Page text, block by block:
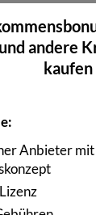
auf
US-Dollar
andere
kaufen
Anbieter